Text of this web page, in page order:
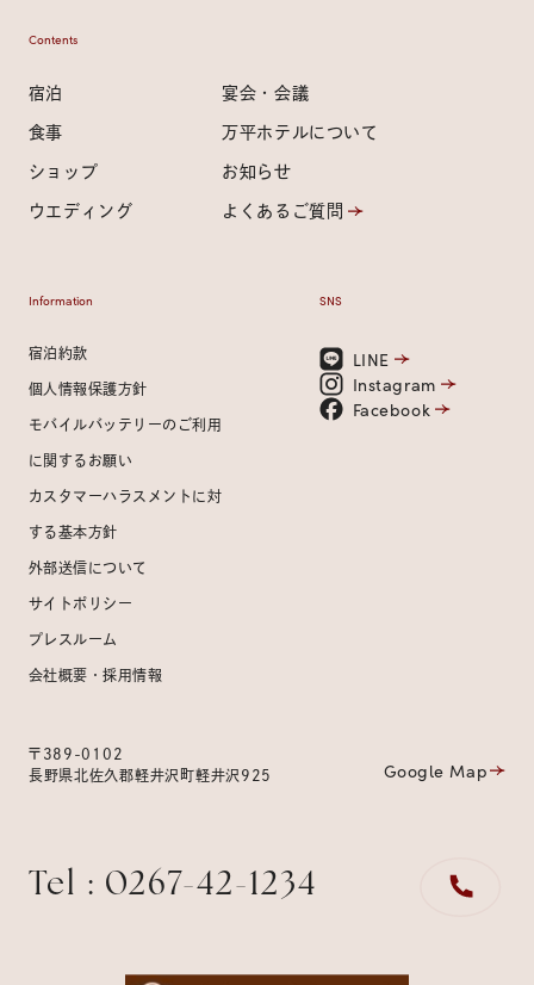
Contents
宿泊
食事
ショップ
ウエディング
宴会・会議
万平ホテルについて
お知らせ
よくあるご質問
Information
宿泊約款
個人情報保護方針
モバイルバッテリーのご利用
に関するお願い
カスタマーハラスメントに対
する基本方針
外部送信について
サイトポリシー
プレスルーム
会社概要・採用情報
SNS
LINE
Instagram
Facebook
〒389-0102
長野県北佐久郡軽井沢町軽井沢925
Google Map
Tel : 0267-42-1234